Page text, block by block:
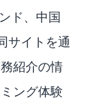
ド、中国
サイトを通
紹介の情
ング体験